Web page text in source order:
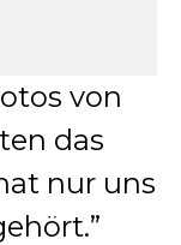
von
das
nur uns